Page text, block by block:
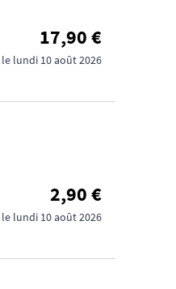
17,90 €
le lundi 10 août 2026
2,90 €
le lundi 10 août 2026